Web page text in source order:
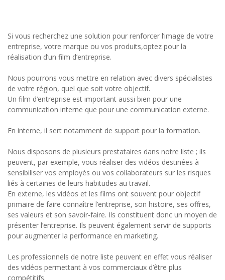
Si vous recherchez une solution pour renforcer l’image de votre
entreprise, votre marque ou vos produits,optez pour la
réalisation d’un film d’entreprise.
Nous pourrons vous mettre en relation avec divers spécialistes
de votre région, quel que soit votre objectif.
Un film d’entreprise est important aussi bien pour une
communication interne que pour une communication externe.
En interne, il sert notamment de support pour la formation.
Nous disposons de plusieurs prestataires dans notre liste ; ils
peuvent, par exemple, vous réaliser des vidéos destinées à
sensibiliser vos employés ou vos collaborateurs sur les risques
liés à certaines de leurs habitudes au travail.
En externe, les vidéos et les films ont souvent pour objectif
primaire de faire connaître l’entreprise, son histoire, ses offres,
ses valeurs et son savoir-faire. Ils constituent donc un moyen de
présenter l’entreprise. Ils peuvent également servir de supports
pour augmenter la performance en marketing.
Les professionnels de notre liste peuvent en effet vous réaliser
des vidéos permettant à vos commerciaux d’être plus
compétitifs.